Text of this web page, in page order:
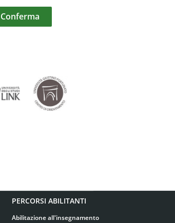
PERCORSI ABILITANTI
Abilitazione all'insegnamento